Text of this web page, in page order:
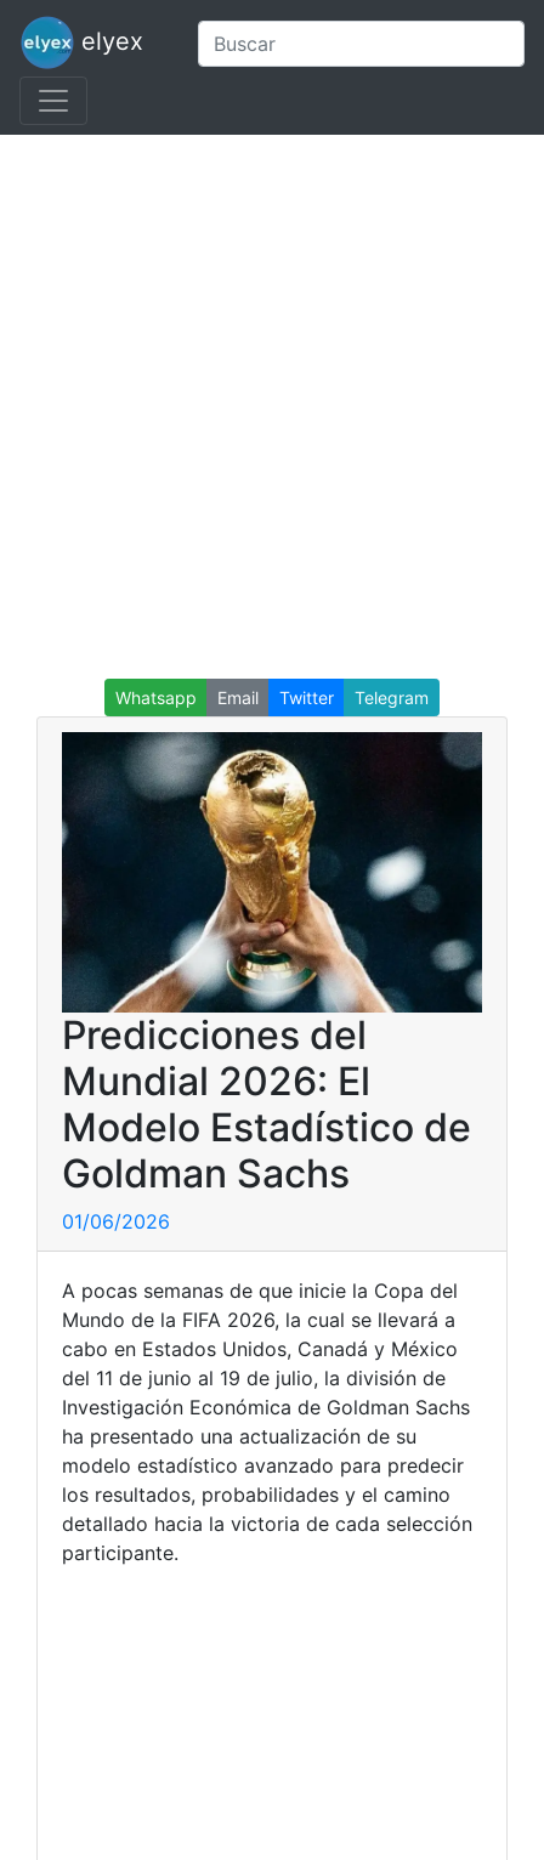
elyex
Whatsapp Email Twitter Telegram
Predicciones del
Mundial 2026: El
Modelo Estadístico de
Goldman Sachs
01/06/2026
A pocas semanas de que inicie la Copa del
Mundo de la FIFA 2026, la cual se llevará a
cabo en Estados Unidos, Canadá y México
del 11 de junio al 19 de julio, la división de
Investigación Económica de Goldman Sachs
ha presentado una actualización de su
modelo estadístico avanzado para predecir
los resultados, probabilidades y el camino
detallado hacia la victoria de cada selección
participante.